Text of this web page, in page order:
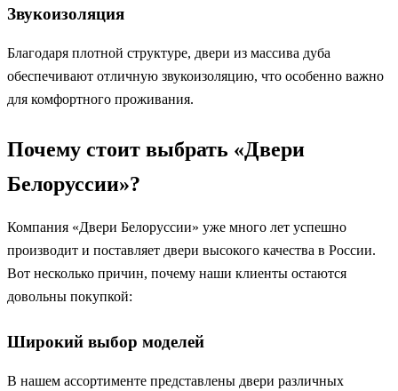
Звукоизоляция
Благодаря плотной структуре, двери из массива дуба
обеспечивают отличную звукоизоляцию, что особенно важно
для комфортного проживания.
Почему стоит выбрать «Двери
Белоруссии»?
Компания «Двери Белоруссии» уже много лет успешно
производит и поставляет двери высокого качества в России.
Вот несколько причин, почему наши клиенты остаются
довольны покупкой:
Широкий выбор моделей
В нашем ассортименте представлены двери различных